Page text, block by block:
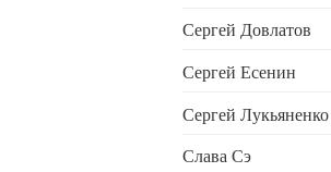
Сергей Довлатов
Сергей Есенин
Сергей Лукьяненко
Слава Сэ